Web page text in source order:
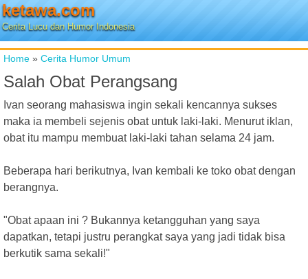
ketawa.com
Cerita Lucu dan Humor Indonesia
Home » Cerita Humor Umum
Salah Obat Perangsang
Ivan seorang mahasiswa ingin sekali kencannya sukses
maka ia membeli sejenis obat untuk laki-laki. Menurut iklan,
obat itu mampu membuat laki-laki tahan selama 24 jam.
Beberapa hari berikutnya, Ivan kembali ke toko obat dengan
berangnya.
"Obat apaan ini ? Bukannya ketangguhan yang saya
dapatkan, tetapi justru perangkat saya yang jadi tidak bisa
berkutik sama sekali!"